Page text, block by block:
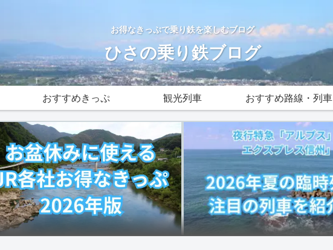
お得なきっぷで乗り鉄を楽しむブログ
ひさの乗り鉄ブログ
おすすめきっぷ 観光列車 おすすめ路線・列車